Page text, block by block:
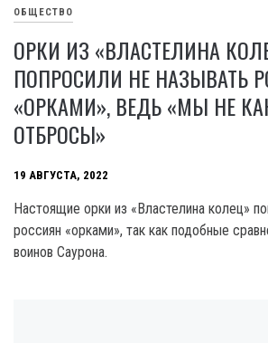
ОБЩЕСТВО
ОРКИ ИЗ «ВЛАСТЕЛИНА
ПОПРОСИЛИ НЕ НАЗЫВАТЬ
«ОРКАМИ», ВЕДЬ «МЫ НЕ
ОТБРОСЫ»
19 АВГУСТА, 2022
Настоящие орки из «Властелина колец»
россиян «орками», так как подобные
воинов Саурона.